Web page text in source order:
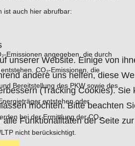
ist auch hier abrufbar:
Emissionen angegeben, die durch
CO₂-Emissionen, die
Bereitstellung des PKW sowie des
entstehen oder
bei der Ermittlung der CO₂-
nicht berücksichtigt.
unserer Website. Einige von
andere uns helfen, diese
(Tracking Cookies).
möchten. Bitte beachten
Funktionalitäten der Seite